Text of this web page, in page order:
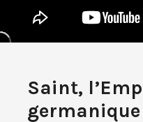
Saint,
germanique